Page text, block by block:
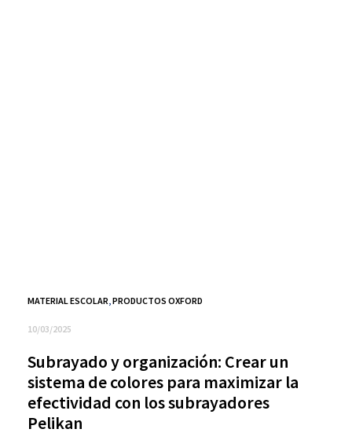
MATERIAL ESCOLAR,PRODUCTOS OXFORD
10/03/2025
Subrayado y organización: Crear un
sistema de colores para maximizar la
efectividad con los subrayadores
Pelikan